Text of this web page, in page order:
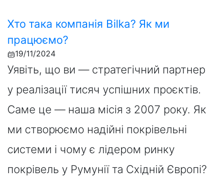
Хто така компанія Bilka? Як ми
працюємо?
19/11/2024
Уявіть, що ви — стратегічний партнер
у реалізації тисяч успішних проєктів.
Саме це — наша місія з 2007 року. Як
ми створюємо надійні покрівельні
системи і чому є лідером ринку
покрівель у Румунії та Східній Європі?